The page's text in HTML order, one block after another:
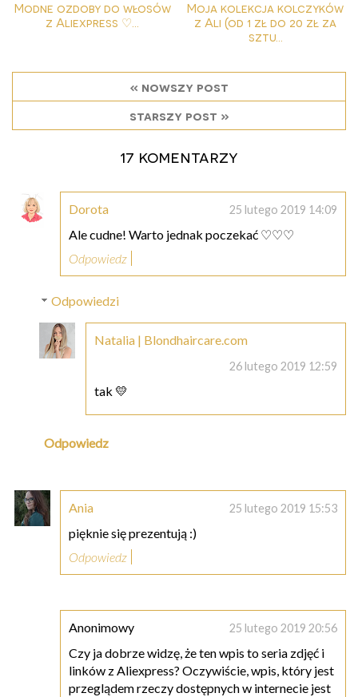
Modne ozdoby do włosów
z Aliexpress ♡...
Moja kolekcja kolczyków
z Ali (od 1 zł do 20 zł za
sztu...
« nowszy post
starszy post »
17 komentarzy
Dorota 25 lutego 2019 14:09
Ale cudne! Warto jednak poczekać ♡♡♡
Odpowiedz
Odpowiedzi
Natalia | Blondhaircare.com
26 lutego 2019 12:59
tak 💛
Odpowiedz
Ania 25 lutego 2019 15:53
pięknie się prezentują :)
Odpowiedz
Anonimowy 25 lutego 2019 20:56
Czy ja dobrze widzę, że ten wpis to seria zdjęć i
linków z Aliexpress? Oczywiście, wpis, który jest
przeglądem rzeczy dostępnych w internecie jest